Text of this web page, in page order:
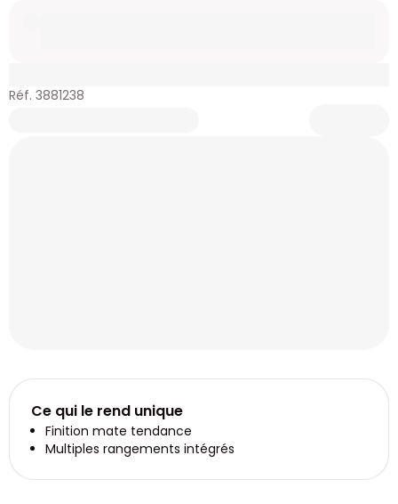
Réf. 3881238
Ce qui le rend unique
Finition mate tendance
Multiples rangements intégrés